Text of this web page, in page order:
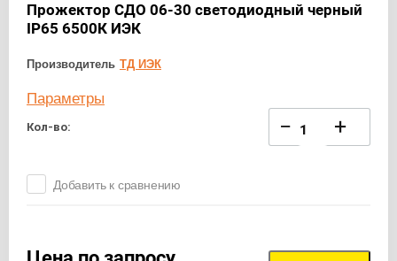
Прожектор СДО 06-30 светодиодный черный
IP65 6500К ИЭК
Производитель ТД ИЭК
Параметры
Кол-во: − +
Добавить к сравнению